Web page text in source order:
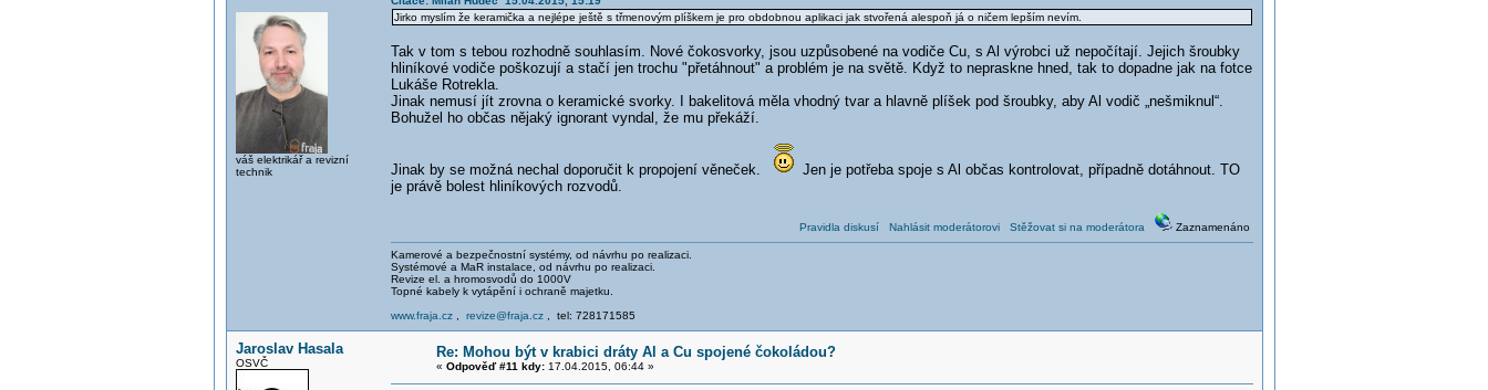
váš elektrikář a revizní
technik
Jirko myslím že keramička a nejlépe ještě s třmenovým plíškem je pro obdobnou aplikaci jak stvořená alespoň já o ničem lepším nevím.
Tak v tom s tebou rozhodně souhlasím. Nové čokosvorky, jsou uzpůsobené na vodiče Cu, s Al výrobci už nepočítají. Jejich šroubky
hliníkové vodiče poškozují a stačí jen trochu "přetáhnout" a problém je na světě. Když to nepraskne hned, tak to dopadne jak na fotce
Lukáše Rotrekla.
Jinak nemusí jít zrovna o keramické svorky. I bakelitová měla vhodný tvar a hlavně plíšek pod šroubky, aby Al vodič „nešmiknul“.
Bohužel ho občas nějaký ignorant vyndal, že mu překáží.
Jinak by se možná nechal doporučit k propojení věneček.
Jen je potřeba spoje s Al občas kontrolovat, případně dotáhnout. TO
je právě bolest hliníkových rozvodů.
Pravidla diskusí Nahlásit moderátorovi Stěžovat si na moderátora Zaznamenáno
Kamerové a bezpečnostní systémy, od návrhu po realizaci.
Systémové a MaR instalace, od návrhu po realizaci.
Revize el. a hromosvodů do 1000V
Topné kabely k vytápění i ochraně majetku.
www.fraja.cz, revize@fraja.cz, tel: 728171585
Jaroslav Hasala
OSVČ
Re: Mohou být v krabici dráty Al a Cu spojené čokoládou?
« Odpověď #11 kdy:17.04.2015, 06:44 »